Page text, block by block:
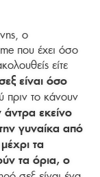
ο
που έχει όσο
είτε
είναι όσο
πριν το κάνουν
εκείνο
γυναίκα από
τα
τα όρια, ο